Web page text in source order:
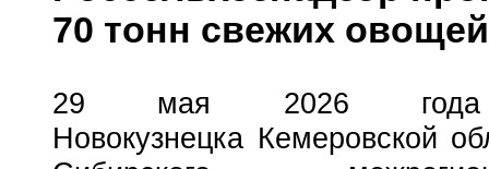
70 тонн свежих
29 мая 2026 года
Новокузнецка Кемеровской